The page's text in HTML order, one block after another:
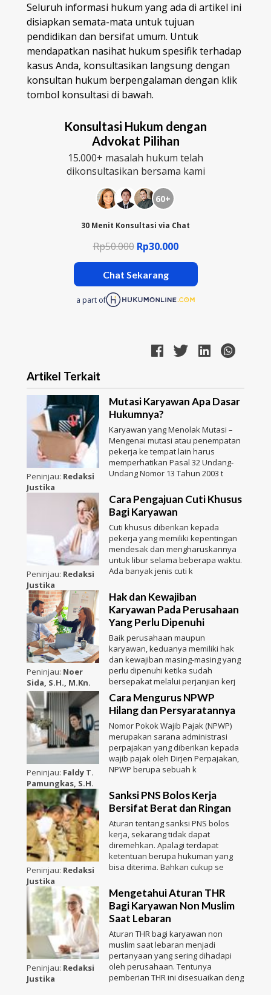
Seluruh informasi hukum yang ada di artikel ini
disiapkan semata-mata untuk tujuan
pendidikan dan bersifat umum. Untuk
mendapatkan nasihat hukum spesifik terhadap
kasus Anda, konsultasikan langsung dengan
konsultan hukum berpengalaman dengan klik
tombol konsultasi di bawah.
Konsultasi Hukum dengan
Advokat Pilihan
15.000+ masalah hukum telah
dikonsultasikan bersama kami
60+
30 Menit Konsultasi via Chat
Rp50.000 Rp30.000
Chat Sekarang
a part of
Artikel Terkait
Peninjau: Redaksi
Justika
Mutasi Karyawan Apa Dasar
Hukumnya?
Karyawan yang Menolak Mutasi –
Mengenai mutasi atau penempatan
pekerja ke tempat lain harus
memperhatikan Pasal 32 Undang-
Undang Nomor 13 Tahun 2003 t
Peninjau: Redaksi
Justika
Cara Pengajuan Cuti Khusus
Bagi Karyawan
Cuti khusus diberikan kepada
pekerja yang memiliki kepentingan
mendesak dan mengharuskannya
untuk libur selama beberapa waktu.
Ada banyak jenis cuti k
Peninjau: Noer
Sida, S.H., M.Kn.
Hak dan Kewajiban
Karyawan Pada Perusahaan
Yang Perlu Dipenuhi
Baik perusahaan maupun
karyawan, keduanya memiliki hak
dan kewajiban masing-masing yang
perlu dipenuhi ketika sudah
bersepakat melalui perjanjian kerj
Peninjau: Faldy T.
Pamungkas, S.H.
Cara Mengurus NPWP
Hilang dan Persyaratannya
Nomor Pokok Wajib Pajak (NPWP)
merupakan sarana administrasi
perpajakan yang diberikan kepada
wajib pajak oleh Dirjen Perpajakan,
NPWP berupa sebuah k
Peninjau: Redaksi
Justika
Sanksi PNS Bolos Kerja
Bersifat Berat dan Ringan
Aturan tentang sanksi PNS bolos
kerja, sekarang tidak dapat
diremehkan. Apalagi terdapat
ketentuan berupa hukuman yang
bisa diterima. Bahkan cukup se
Peninjau: Redaksi
Justika
Mengetahui Aturan THR
Bagi Karyawan Non Muslim
Saat Lebaran
Aturan THR bagi karyawan non
muslim saat lebaran menjadi
pertanyaan yang sering dihadapi
oleh perusahaan. Tentunya
pemberian THR ini disesuaikan deng